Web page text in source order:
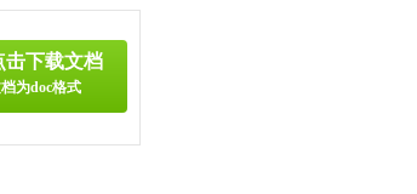
击下载文档
为doc格式